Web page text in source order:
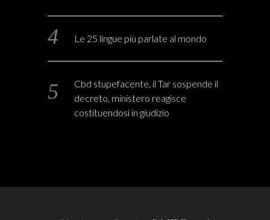
Le 25 lingue più parlate al mondo
Cbd stupefacente, il Tar sospende il
decreto, ministero reagisce
costituendosi in giudizio